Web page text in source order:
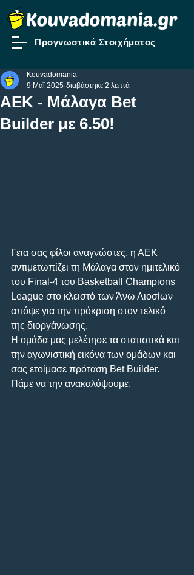
Προγνωστικά Στοιχήματος
AEK - Mάλαγα Bet
Builder με 6.50!
Kouvadomania
9 Μαΐ 2025 διαβάστηκε 2 λεπτά
Γεια σας φίλοι αναγνώστες, η ΑΕΚ
αντιμετωπίζει τη Μάλαγα στον ημιτελικό
του Final-4 του Basketball Champions
League στο κλειστό των Άνω Λιοσίων
απόψε για την πρόκριση στον τελικό
της διοργάνωσης.
Η ομάδα μας μελέτησε τα στατιστικά και
την αγωνιστική εικόνα των ομάδων και
σας ετοίμασε πρόταση Bet Builder.
Πάμε να την ανακαλύψουμε.